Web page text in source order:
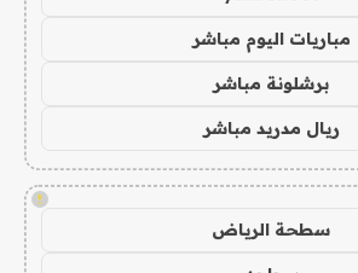
مباريات اليوم مباشر
برشلونة مباشر
ريال مدريد مباشر
!
سطحة الرياض